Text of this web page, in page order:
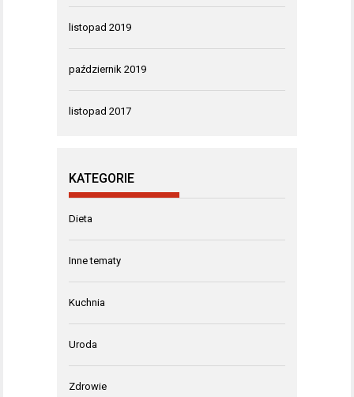
listopad 2019
październik 2019
listopad 2017
KATEGORIE
Dieta
Inne tematy
Kuchnia
Uroda
Zdrowie